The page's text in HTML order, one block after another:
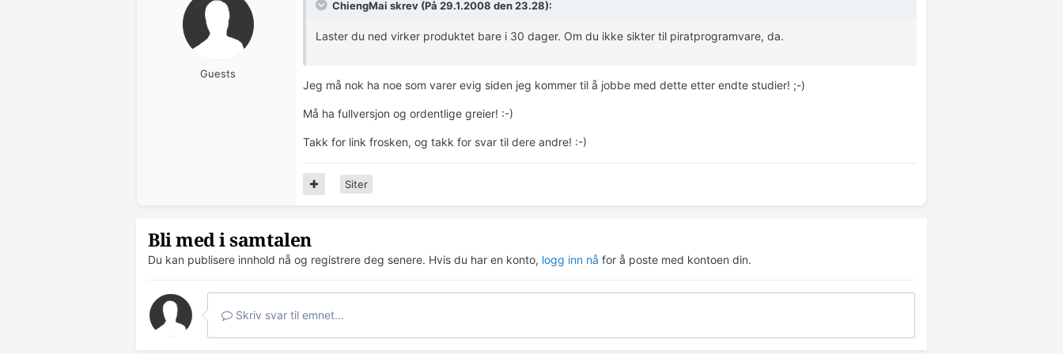
Guests
ChiengMai skrev (På 29.1.2008 den 23.28):
Laster du ned virker produktet bare i 30 dager. Om du ikke sikter til piratprogramvare, da.
Jeg må nok ha noe som varer evig siden jeg kommer til å jobbe med dette etter endte studier! ;-)
Må ha fullversjon og ordentlige greier! :-)
Takk for link frosken, og takk for svar til dere andre! :-)
Siter
Bli med i samtalen
Du kan publisere innhold nå og registrere deg senere. Hvis du har en konto, logg inn nå for å poste med kontoen din.
Skriv svar til emnet...